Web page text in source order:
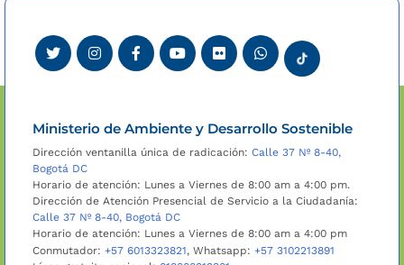
Ministerio de Ambiente y Desarrollo Sostenible
Dirección ventanilla única de radicación: Calle 37 Nº 8-40,
Bogotá DC
Horario de atención: Lunes a Viernes de 8:00 am a 4:00 pm.
Dirección de Atención Presencial de Servicio a la Ciudadanía:
Calle 37 Nº 8-40, Bogotá DC
Horario de atención: Lunes a Viernes de 8:00 am a 4:00 pm
Conmutador: +57 6013323821, Whatsapp: +57 3102213891